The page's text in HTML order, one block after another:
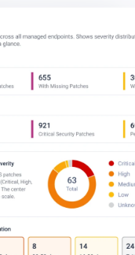
Central Management
Central Management